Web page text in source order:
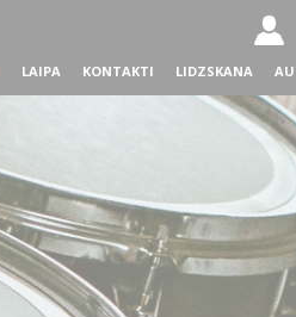
LAIPA KONTAKTI LIDZSKANA